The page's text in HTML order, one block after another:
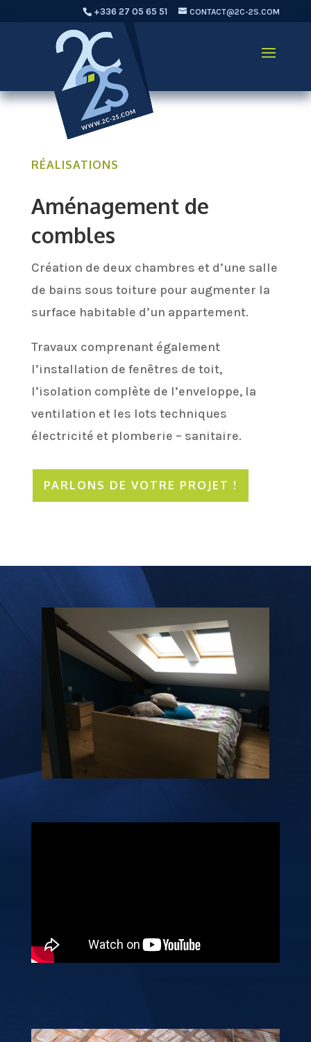
+336 27 05 65 51 CONTACT@2C-2S.COM
RÉALISATIONS
Aménagement de
combles
Création de deux chambres et d’une salle
de bains sous toiture pour augmenter la
surface habitable d’un appartement.
Travaux comprenant également
l’installation de fenêtres de toit,
l’isolation complète de l’enveloppe, la
ventilation et les lots techniques
électricité et plomberie – sanitaire.
PARLONS DE VOTRE PROJET !